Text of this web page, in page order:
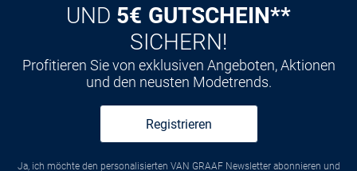
UND 5€ GUTSCHEIN**
SICHERN!
Profitieren Sie von exklusiven Angeboten, Aktionen
und den neusten Modetrends.
Registrieren
Ja, ich möchte den personalisierten VAN GRAAF Newsletter abonnieren und